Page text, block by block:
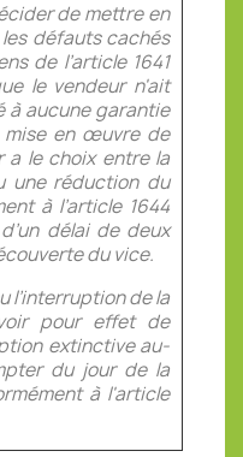
de mettre en
défauts cachés
de l’article 1641
le vendeur n'ait
à aucune garantie
mise en œuvre de
a le choix entre la
une réduction du
à l’article 1644
délai de deux
du vice.
l’interruption de la
pour effet de
extinctive au-
du jour de la
à l'article